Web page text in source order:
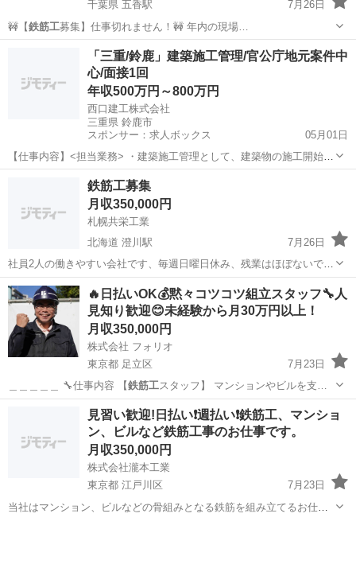
千葉県 五香駅
7月26日
🚧【鉄筋工 募集】仕事切れません！🚧 年内の現場…
五香駅 その他 鉄筋
「三重/鈴鹿」建築施工管理/官公庁地元案件中
心/面接1回
年収500万円～800万円
西口建工株式会社
三重県 鈴鹿市
スポンサー：求人ボックス
05月01日
【仕事内容】<担当業務> ・建築施工管理として、建築物の施工開始か
ら竣工までの品質、安全、工程、予算などの管理を行います。現場監
督として現場に責任を持ち、業務を遂行いただきます。 ・現場は三重
県北勢地区が中心です。 ・工場や店舗な...
鉄筋工募集
月収350,000円
札幌共栄工業
北海道 澄川駅
7月26日
社員2人の働きやすい会社です、毎週日曜日休み、残業はほぼないで
す。 日給14000円から16000円
北海道 札幌市 澄川駅 その他
🔥日払いOK💰黙々コツコツ組立スタッフ🔧人
見知り歓迎😊未経験から月30万円以上！
月収350,000円
株式会社 フォリオ
東京都 足立区
7月23日
＿＿＿＿＿ 🔧仕事内容 【鉄筋工 スタッフ】 マンションやビルを支…
大工 未経験
見習い歓迎!日払い❗週払い❗鉄筋工、マンショ
ン、ビルなど鉄筋工事のお仕事です。
月収350,000円
株式会社瀧本工業
東京都 江戸川区
7月23日
当社はマンション、ビルなどの骨組みとなる鉄筋を組み立てるお仕事